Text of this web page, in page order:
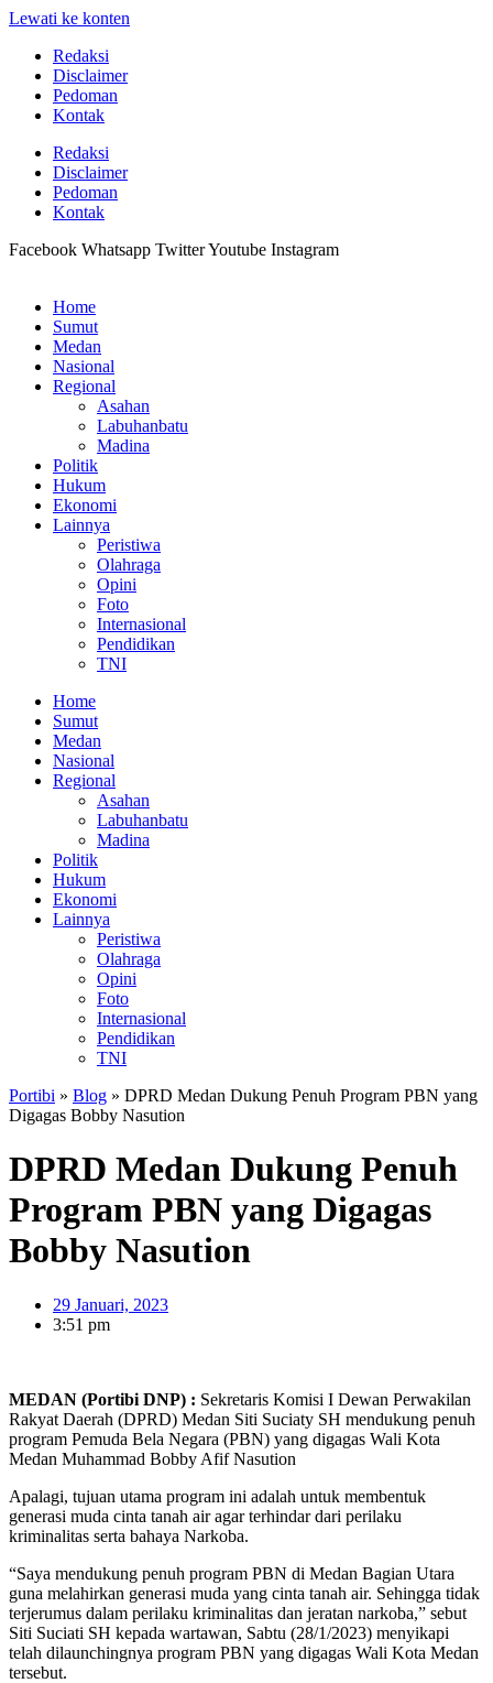
Lewati ke konten
Redaksi
Disclaimer
Pedoman
Kontak
Redaksi
Disclaimer
Pedoman
Kontak
Facebook Whatsapp TwitterYoutube Instagram
Home
Sumut
Medan
Nasional
Regional
Asahan
Labuhanbatu
Madina
Politik
Hukum
Ekonomi
Lainnya
Peristiwa
Olahraga
Opini
Foto
Internasional
Pendidikan
TNI
Home
Sumut
Medan
Nasional
Regional
Asahan
Labuhanbatu
Madina
Politik
Hukum
Ekonomi
Lainnya
Peristiwa
Olahraga
Opini
Foto
Internasional
Pendidikan
TNI
Portibi » Blog » DPRD Medan Dukung Penuh Program PBN yang
Digagas Bobby Nasution
DPRD Medan Dukung Penuh
Program PBN yang Digagas
Bobby Nasution
29 Januari, 2023
3:51 pm
MEDAN (Portibi DNP) : Sekretaris Komisi I Dewan Perwakilan
Rakyat Daerah (DPRD) Medan Siti Suciaty SH mendukung penuh
program Pemuda Bela Negara (PBN) yang digagas Wali Kota
Medan Muhammad Bobby Afif Nasution
Apalagi, tujuan utama program ini adalah untuk membentuk
generasi muda cinta tanah air agar terhindar dari perilaku
kriminalitas serta bahaya Narkoba.
“Saya mendukung penuh program PBN di Medan Bagian Utara
guna melahirkan generasi muda yang cinta tanah air. Sehingga tidak
terjerumus dalam perilaku kriminalitas dan jeratan narkoba,” sebut
Siti Suciati SH kepada wartawan, Sabtu (28/1/2023) menyikapi
telah dilaunchingnya program PBN yang digagas Wali Kota Medan
tersebut.